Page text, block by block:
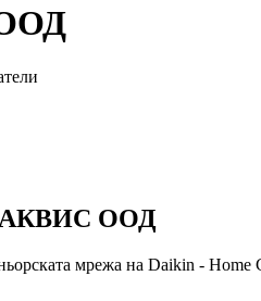
ООД
мрежа на Daikin - Home